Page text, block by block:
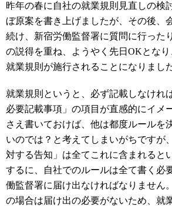
昨年の春に自社の就業規則見直しの検
ぼ原案を書き上げましたが、その後、
続け、新宿労働監督署に質問に行った
の説得を重ね、ようやく先日OKとな
就業規則が施行されることになりました
就業規則というと、必ず記載しなけれ
必要記載事項」の項目が直感的にイメ
さえ書いておけば、他は都度ルールを
いのでは？と考えてしまいがちですが
対する告知」は全てこれに含まれると
するに、自社でのルールは全て書く必
働監督署に届け出なければなりません
の場合は届け出の必要がないため、就